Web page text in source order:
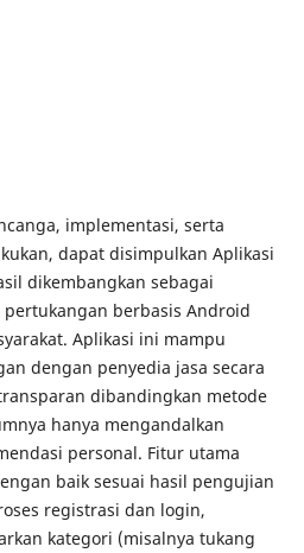
implementasi, serta
dapat disimpulkan Aplikasi
dikembangkan sebagai
berbasis Android
Aplikasi ini mampu
dengan penyedia jasa secara
dibandingkan metode
hanya mengandalkan
personal. Fitur utama
baik sesuai hasil pengujian
registrasi dan login,
kategori (misalnya tukang